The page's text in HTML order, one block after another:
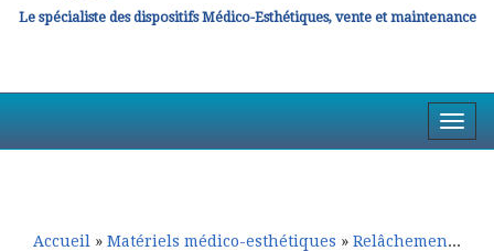
Le spécialiste des dispositifs Médico-Esthétiques, vente et maintenance
la
Accueil » Matériels médico-esthétiques » Relâchement cutané